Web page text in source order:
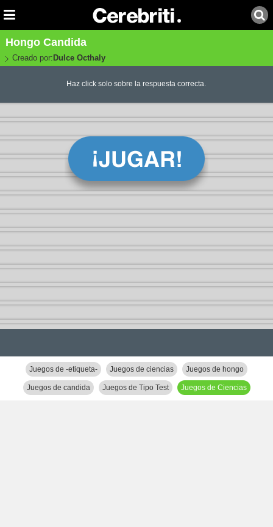
Hongo Candida
Creado por: Dulce Octhaly
Haz click solo sobre la respuesta correcta.
Juegos de -etiqueta- Juegos de ciencias Juegos de hongo
Juegos de candida Juegos de Tipo Test Juegos de Ciencias